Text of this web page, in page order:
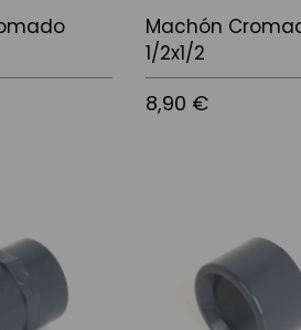
Machón
1/2x1/2
8,90 €